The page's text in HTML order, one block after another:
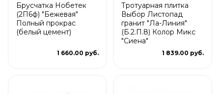
Брусчатка Нобетек
(2П6ф) "Бежевая"
Полный прокрас
(белый цемент)
1 660.00 руб.
Тротуарная плитка
Выбор Листопад
гранит "Ла-Линия"
(Б.2.П.8) Колор Микс
"Сиена"
1 839.00 руб.